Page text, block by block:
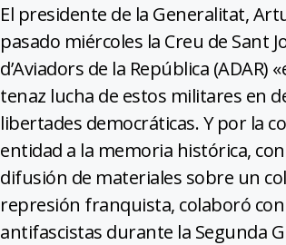
El presidente de la Generalitat,
pasado miércoles la Creu de Sant
d’Aviadors de la República (ADAR)
tenaz lucha de estos militares en
libertades democráticas. Y por la
entidad a la memoria histórica,
difusión de materiales sobre un
represión franquista, colaboró
antifascistas durante la Segunda